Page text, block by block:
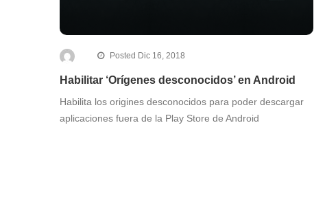
Posted Dic 16, 2018
Habilitar ‘Orígenes desconocidos’ en Android
Habilita los origines desconocidos para poder descargar
aplicaciones fuera de la Play Store de Android